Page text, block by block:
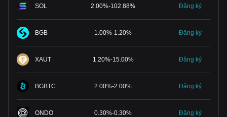
SOL 2.00%-102.88% Đăng ký
BGB 1.00%-1.20% Đăng ký
XAUT 1.20%-15.00% Đăng ký
BGBTC 2.00%-2.00% Đăng ký
ONDO 0.30%-0.30% Đăng ký